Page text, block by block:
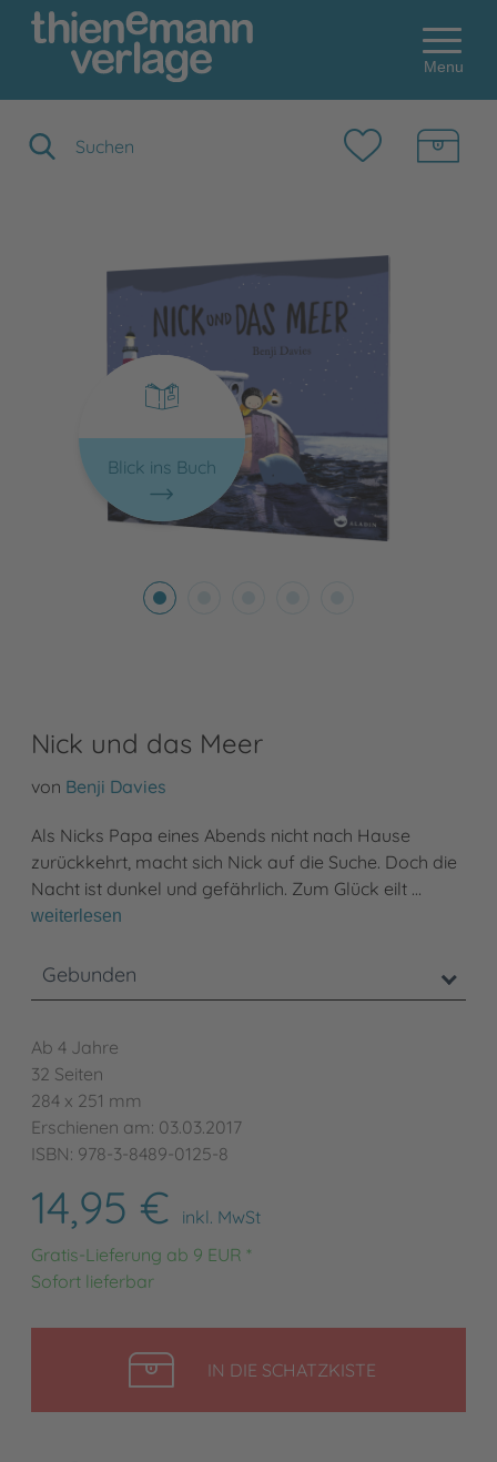
Menu
Blick ins Buch
Nick und das Meer
von Benji Davies
Als Nicks Papa eines Abends nicht nach Hause
zurückkehrt, macht sich Nick auf die Suche. Doch die
Nacht ist dunkel und gefährlich. Zum Glück eilt …
weiterlesen
Gebunden
Ab 4 Jahre
32 Seiten
284 x 251 mm
Erschienen am: 03.03.2017
ISBN: 978-3-8489-0125-8
14,95 €
inkl. MwSt
Gratis-Lieferung ab 9 EUR *
Sofort lieferbar
IN DIE SCHATZKISTELEGEN